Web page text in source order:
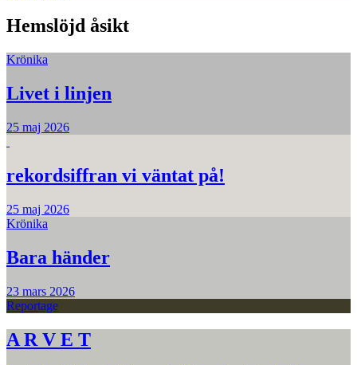
Hemslöjd åsikt
Krönika
Livet i linjen
25 maj 2026
rekordsiffran vi väntat på!
25 maj 2026
Krönika
Bara händer
23 mars 2026
Reportage
A R V E T